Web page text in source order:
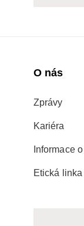
O nás
Zprávy
Kariéra
Informace
Etická linka